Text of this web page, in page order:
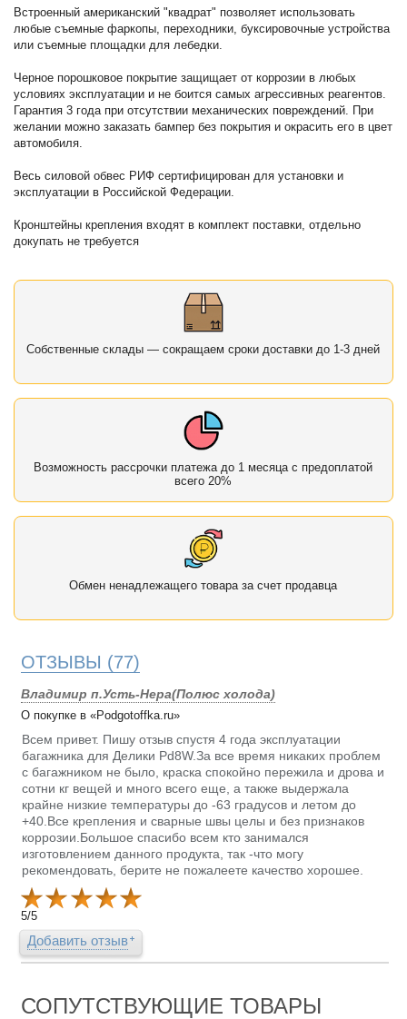
Встроенный американский "квадрат" позволяет использовать
любые съемные фаркопы, переходники, буксировочные устройства
или съемные площадки для лебедки.
Черное порошковое покрытие защищает от коррозии в любых
условиях эксплуатации и не боится самых агрессивных реагентов.
Гарантия 3 года при отсутствии механических повреждений. При
желании можно заказать бампер без покрытия и окрасить его в цвет
автомобиля.
Весь силовой обвес РИФ сертифицирован для установки и
эксплуатации в Российской Федерации.
Кронштейны крепления входят в комплект поставки, отдельно
докупать не требуется
Собственные склады — сокращаем сроки доставки до 1-3 дней
Возможность рассрочки платежа до 1 месяца с предоплатой
всего 20%
Обмен ненадлежащего товара за счет продавца
ОТЗЫВЫ (77)
Владимир п.Усть-Нера(Полюс холода)
О покупке в «Podgotoffka.ru»
Всем привет. Пишу отзыв спустя 4 года эксплуатации
багажника для Делики Pd8W.За все время никаких проблем
с багажником не было, краска спокойно пережила и дрова и
сотни кг вещей и много всего еще, а также выдержала
крайне низкие температуры до -63 градусов и летом до
+40.Все крепления и сварные швы целы и без признаков
коррозии.Большое спасибо всем кто занимался
изготовлением данного продукта, так -что могу
рекомендовать, берите не пожалеете качество хорошее.
5/5
Добавить отзыв
СОПУТСТВУЮЩИЕ ТОВАРЫ